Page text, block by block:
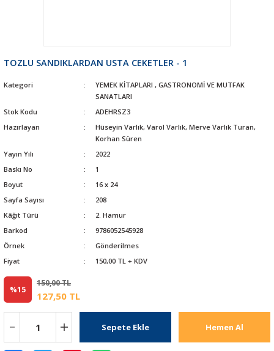
TOZLU SANDIKLARDAN USTA CEKETLER - 1
Kategori YEMEK KİTAPLARI , GASTRONOMİ VE MUTFAK
SANATLARI
Stok Kodu
ADEHRSZ3
Hazırlayan
Hüseyin Varlık, Varol Varlık, Merve Varlık Turan,
Korhan Süren
Yayın Yılı
2022
Baskı No
1
Boyut
16 x 24
Sayfa Sayısı
208
Kâğıt Türü
2. Hamur
Barkod
9786052545928
Örnek
Gönderilmes
Fiyat
150,00 TL + KDV
%15
150,00 TL
127,50 TL
Sepete Ekle Hemen Al